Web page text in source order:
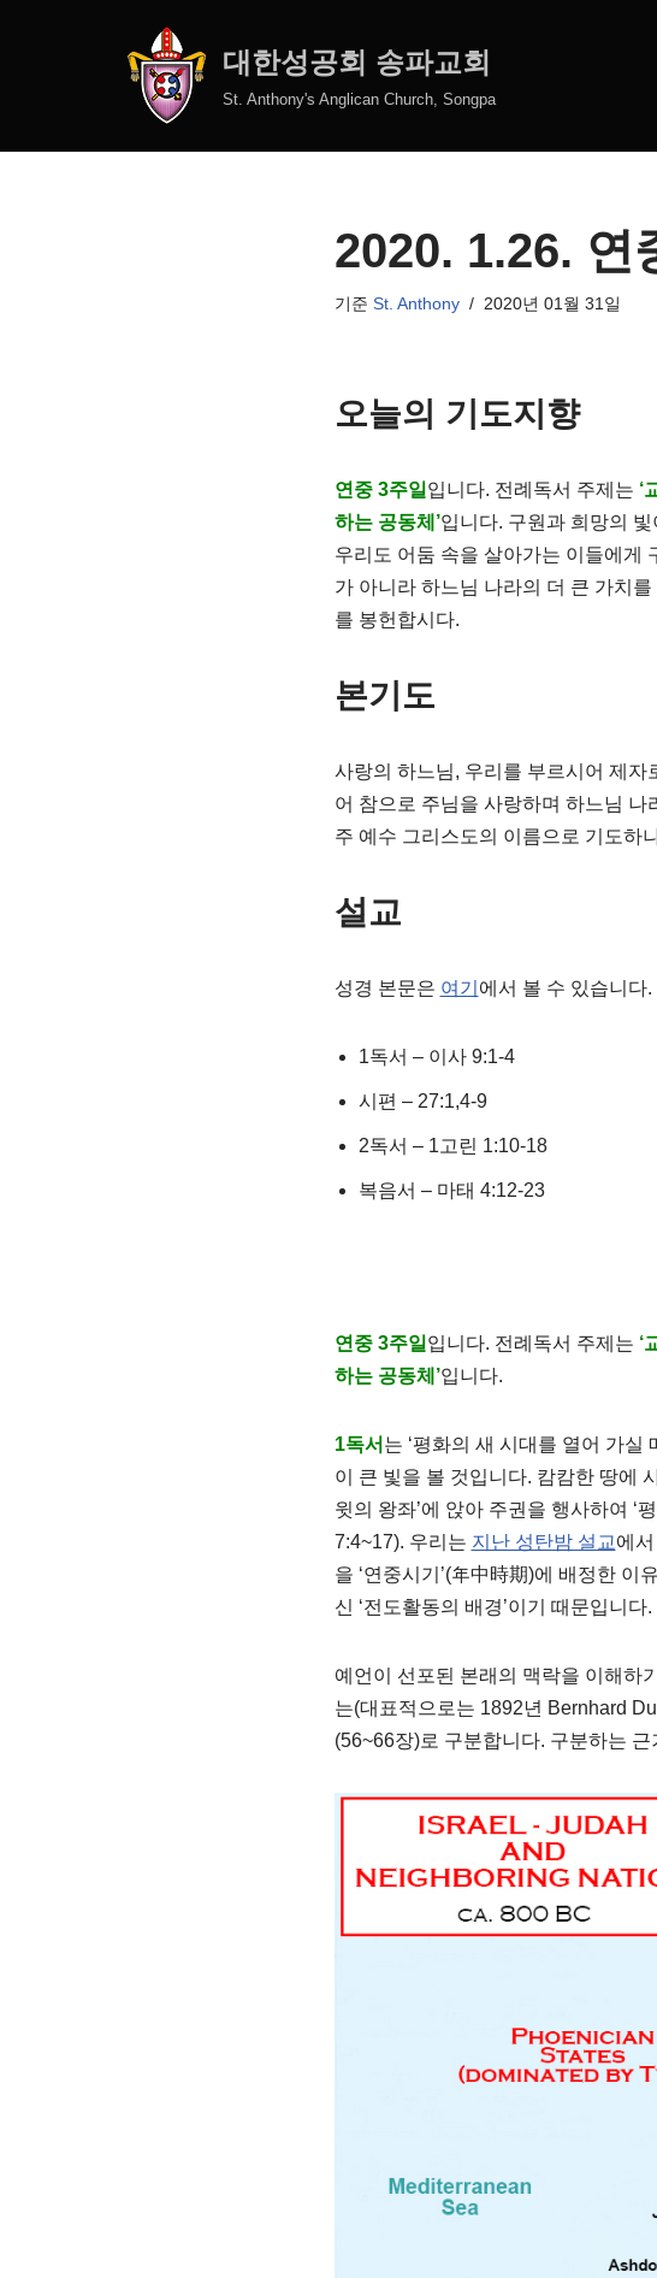
대한성공회 송파교회
St. Anthony's Anglican Church, Songpa
2020. 1.26. 연
기준 St. Anthony 2020년 01월 31일
오늘의 기도지향
연중 3주일 입니다. 전례독서 주제는 ‘
하는 공동체’입니다. 구원과 희망의
우리도 어둠 속을 살아가는 이들에게
가 아니라 하느님 나라의 더 큰 가치
를 봉헌합시다.
본기도
사랑의 하느님, 우리를 부르시어 제자
어 참으로 주님을 사랑하며 하느님 나
주 예수 그리스도의 이름으로 기도하
설교
성경 본문은 여기 에서 볼 수 있습니다.
1독서 – 이사 9:1-4
시편 – 27:1,4-9
2독서 – 1고린 1:10-18
복음서 – 마태 4:12-23
연중 3주일 입니다. 전례독서 주제는 ‘
하는 공동체’입니다.
1독서 는 ‘평화의 새 시대를 열어 가실
이 큰 빛을 볼 것입니다. 캄캄한 땅에
윗의 왕좌’에 앉아 주권을 행사하여 ‘
7:4~17). 우리는 지난 성탄밤 설교에
을 ‘연중시기’(年中時期)에 배정한 이
신 ‘전도활동의 배경’이기 때문입니다.
예언이 선포된 본래의 맥락을 이해하
는(대표적으로는 1892년 Bernhard
(56~66장)로 구분합니다. 구분하는